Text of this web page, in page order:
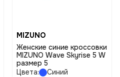
MIZUNO
Женские синие кроссовки
MIZUNO Wave Skyrise 5 W
размер 5
Цвета:
Синий